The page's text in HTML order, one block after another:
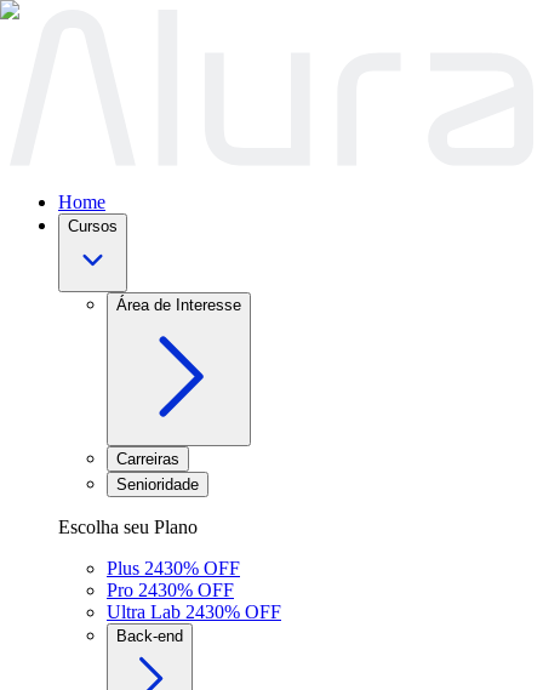
Home
Cursos
Área de Interesse
Carreiras
Senioridade
Escolha seu Plano
Plus 2430% OFF
Pro 2430% OFF
Ultra Lab 2430% OFF
Back-end